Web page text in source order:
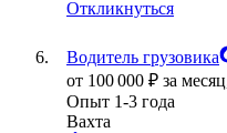
Откликнуться
Водитель грузовика
от 100 000 ₽ за
Опыт 1-3 года
Вахта